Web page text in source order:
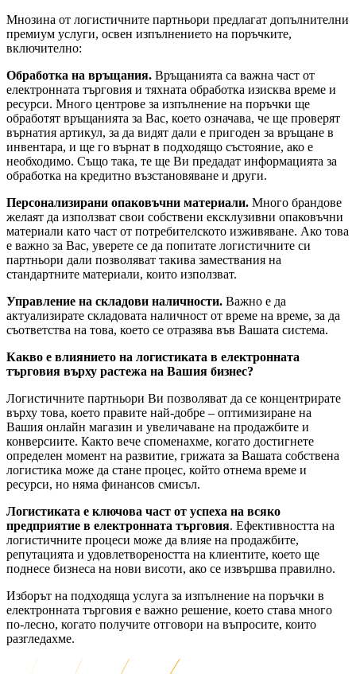
Мнозина от логистичните партньори предлагат допълнителни
премиум услуги, освен изпълнението на поръчките,
включително:
Обработка на връщания. Връщанията са важна част от
електронната търговия и тяхната обработка изисква време и
ресурси. Много центрове за изпълнение на поръчки ще
обработят връщанията за Вас, което означава, че ще проверят
върнатия артикул, за да видят дали е пригоден за връщане в
инвентара, и ще го върнат в подходящо състояние, ако е
необходимо. Също така, те ще Ви предадат информацията за
обработка на кредитно възстановяване и други.
Персонализирани опаковъчни материали. Много брандове
желаят да използват свои собствени ексклузивни опаковъчни
материали като част от потребителското изживяване. Ако това
е важно за Вас, уверете се да попитате логистичните си
партньори дали позволяват такива замествания на
стандартните материали, които използват.
Управление на складови наличности. Важно е да
актуализирате складовата наличност от време на време, за да
съответства на това, което се отразява във Вашата система.
Какво е влиянието на логистиката в електронната
търговия върху растежа на Вашия бизнес?
Логистичните партньори Ви позволяват да се концентрирате
върху това, което правите най-добре – оптимизиране на
Вашия онлайн магазин и увеличаване на продажбите и
конверсиите. Както вече споменахме, когато достигнете
определен момент на развитие, грижата за Вашата собствена
логистика може да стане процес, който отнема време и
ресурси, но няма финансов смисъл.
Логистиката е ключова част от успеха на всяко
предприятие в електронната търговия. Ефективността на
логистичните процеси може да влияе на продажбите,
репутацията и удовлетвореността на клиентите, което ще
поднесе бизнеса на нови висоти, ако се извършва правилно.
Изборът на подходяща услуга за изпълнение на поръчки в
електронната търговия е важно решение, което става много
по-лесно, когато получите отговори на въпросите, които
разгледахме.